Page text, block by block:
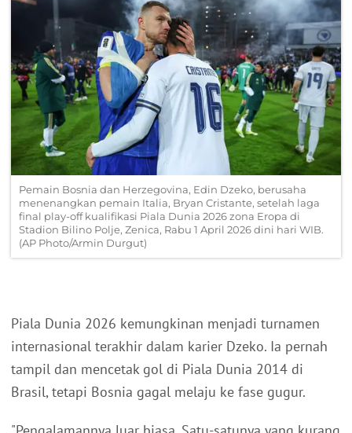
Pemain Bosnia dan Herzegovina, Edin Dzeko, berusaha
menenangkan pemain Italia, Bryan Cristante, setelah laga
final play-off kualifikasi Piala Dunia 2026 zona Eropa di
Stadion Bilino Polje, Zenica, Rabu 1 April 2026 dini hari WIB.
(AP Photo/Armin Durgut)
Piala Dunia 2026 kemungkinan menjadi turnamen
internasional terakhir dalam karier Dzeko. Ia pernah
tampil dan mencetak gol di Piala Dunia 2014 di
Brasil, tetapi Bosnia gagal melaju ke fase gugur.